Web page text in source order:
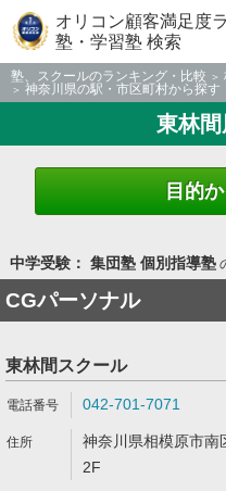
オリコン顧客満足度
塾・学習塾 検索
塾、スクールのランキング・比較
神奈川県の駅・市区町村から探す
東林
目的
中学受験： 集団塾 個別指導塾
CGパーソナル
東林間スクール
042-701-7071
神奈川県相模原市南
2F